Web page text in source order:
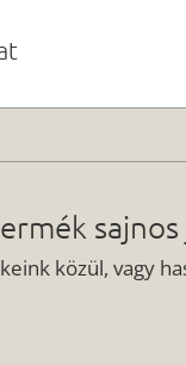
közül, vagy